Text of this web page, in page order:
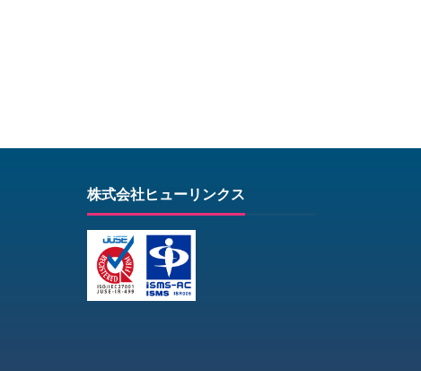
株式会社ヒューリンクス